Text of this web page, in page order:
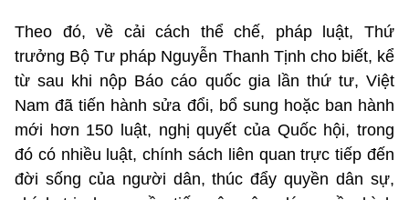
Theo đó, về cải cách thể chế, pháp luật, Thứ
trưởng Bộ Tư pháp Nguyễn Thanh Tịnh cho biết, kể
từ sau khi nộp Báo cáo quốc gia lần thứ tư, Việt
Nam đã tiến hành sửa đổi, bổ sung hoặc ban hành
mới hơn 150 luật, nghị quyết của Quốc hội, trong
đó có nhiều luật, chính sách liên quan trực tiếp đến
đời sống của người dân, thúc đẩy quyền dân sự,